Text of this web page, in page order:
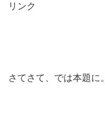
リンク
さてさて、では本題に。